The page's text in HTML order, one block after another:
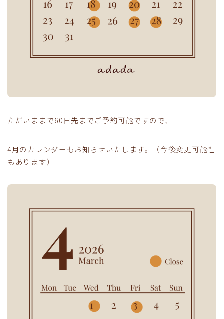
ただいままで60日先までご予約可能ですので、
4月のカレンダーもお知らせいたします。（今後変更可能性
もあります）